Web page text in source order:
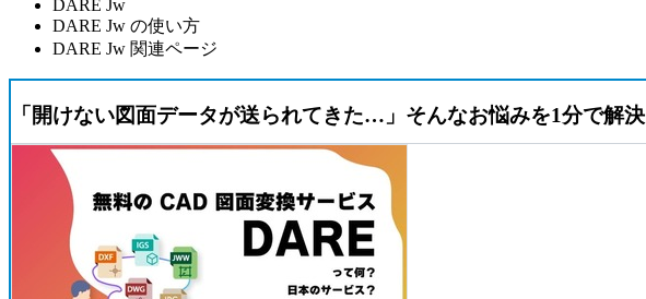
DARE Jw
DARE Jw の使い方
DARE Jw 関連ページ
「開けない図面データが送られてきた…」そんなお悩みを1分で解決